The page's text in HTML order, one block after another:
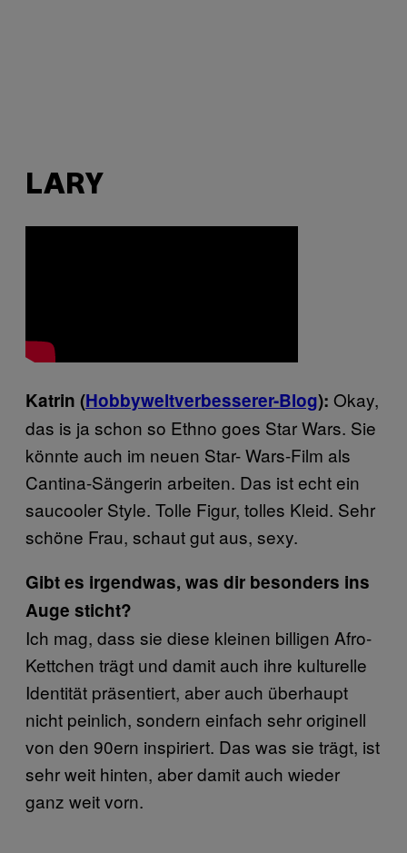
LARY
Katrin (Hobbyweltverbesserer-Blog): Okay,
das is ja schon so Ethno goes Star Wars. Sie
könnte auch im neuen Star- Wars-Film als
Cantina-Sängerin arbeiten. Das ist echt ein
saucooler Style. Tolle Figur, tolles Kleid. Sehr
schöne Frau, schaut gut aus, sexy.
Gibt es irgendwas, was dir besonders ins
Auge sticht?
Ich mag, dass sie diese kleinen billigen Afro-
Kettchen trägt und damit auch ihre kulturelle
Identität präsentiert, aber auch überhaupt
nicht peinlich, sondern einfach sehr originell
von den 90ern inspiriert. Das was sie trägt, ist
sehr weit hinten, aber damit auch wieder
ganz weit vorn.